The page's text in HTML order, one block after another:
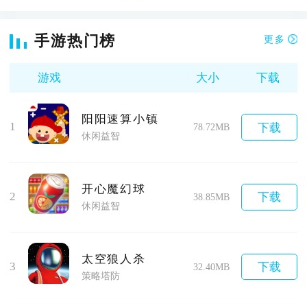
手游热门榜 更多
游戏 大小 下载
1
阳阳速算小镇
休闲益智
78.72MB 下载
2
开心魔幻球
休闲益智
38.85MB 下载
3
太空狼人杀
策略塔防
32.40MB 下载